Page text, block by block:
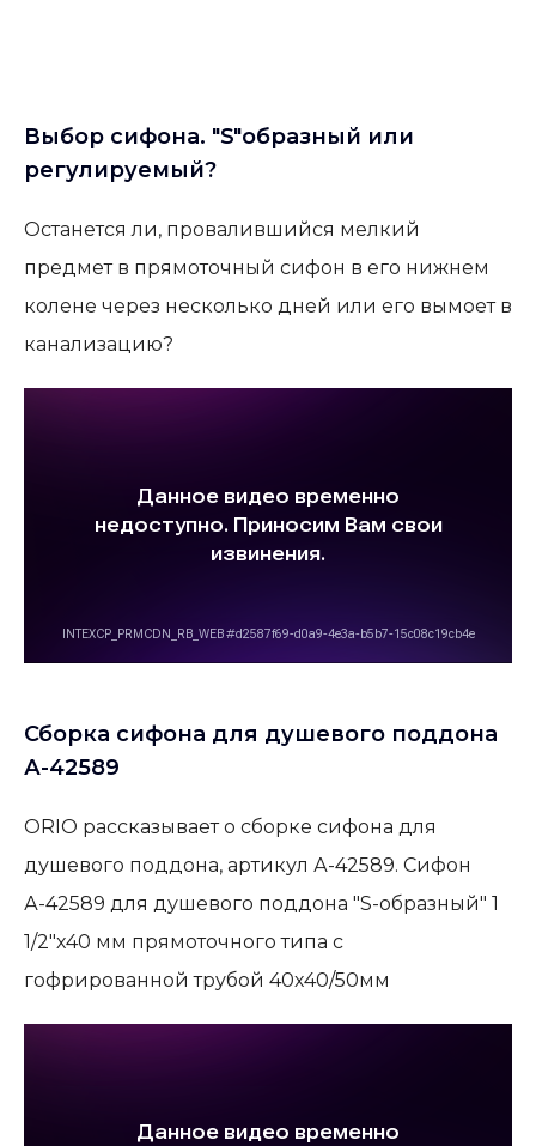
Выбор сифона. "S"образный или
регулируемый?
Останется ли, провалившийся мелкий
предмет в прямоточный сифон в его нижнем
колене через несколько дней или его вымоет в
канализацию?
Сборка сифона для душевого поддона
А-42589
ORIO рассказывает о сборке сифона для
душевого поддона, артикул А-42589. Сифон
А-42589 для душевого поддона "S-образный" 1
1/2"х40 мм прямоточного типа с
гофрированной трубой 40х40/50мм